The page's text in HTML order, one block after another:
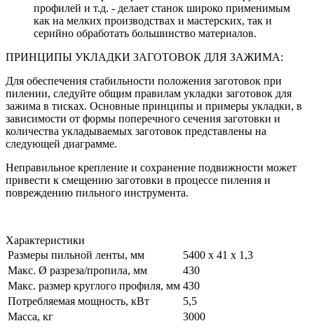
профилей и т.д. - делает станок широко применимым
как на мелких производствах и мастерских, так и
серийно обработать большинство материалов.
ПРИНЦИПЫ УКЛАДКИ ЗАГОТОВОК ДЛЯ ЗАЖИМА:
Для обеспечения стабильности положения заготовок при
пилении, следуйте общим правилам укладки заготовок для
зажима в тисках. Основные принципы и примеры укладки, в
зависимости от формы поперечного сечения заготовки и
количества укладываемых заготовок представлены на
следующей диаграмме.
Неправильное крепление и сохранение подвижности может
привести к смещению заготовки в процессе пиления и
повреждению пильного инструмента.
Характеристики
Размеры пильной ленты, мм
5400 х 41 х 1,3
Макс. Ø разреза/пропила, мм
430
Макс. размер круглого профиля, мм 430
Потребляемая мощность, кВт
5,5
Масса, кг
3000